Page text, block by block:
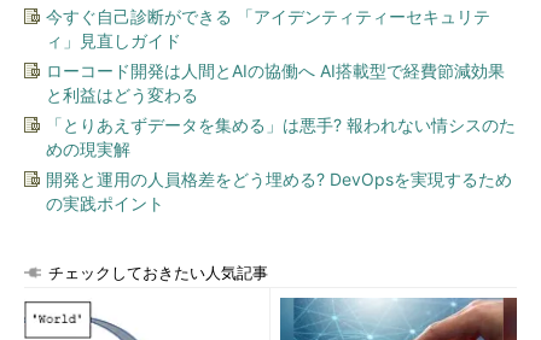
今すぐ自己診断ができる 「アイデンティティーセキュリテ
ィ」見直しガイド
ローコード開発は人間とAIの協働へ AI搭載型で経費節減効果
と利益はどう変わる
「とりあえずデータを集める」は悪手? 報われない情シスのた
めの現実解
開発と運用の人員格差をどう埋める? DevOpsを実現するため
の実践ポイント
チェックしておきたい人気記事